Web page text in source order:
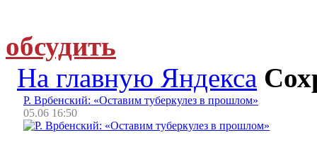
обсудить
На главную Яндекса
Р. Врбенский: «Оставим туберкулез в прошлом»
05.06 16:50